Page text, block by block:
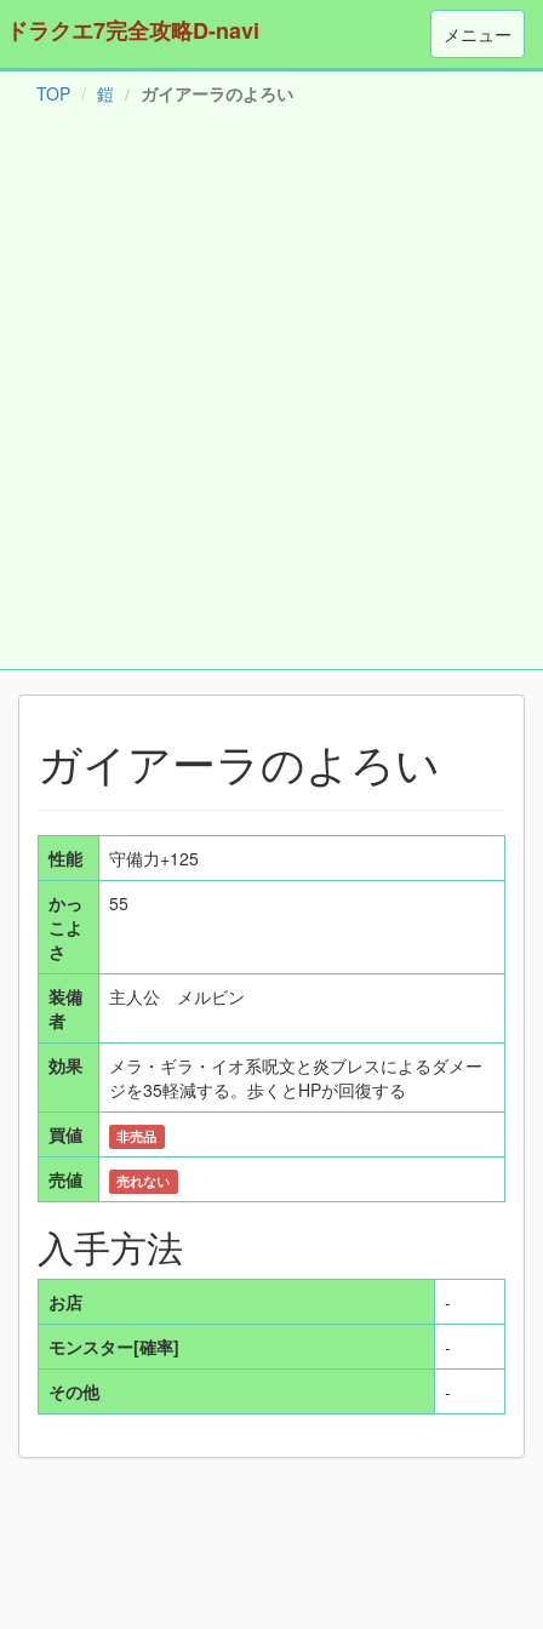
メニュー
ドラクエ7完全攻略D-navi
TOP 鎧 ガイアーラのよろい
ガイアーラのよろい
性能
守備力+125
かっ
こよ
さ
55
装備
者
主人公 メルビン
効果
メラ・ギラ・イオ系呪文と炎ブレスによるダメー
ジを35軽減する。歩くとHPが回復する
買値
非売品
売値 売れない
入手方法
お店
-
モンスター[確率]
-
その他
-